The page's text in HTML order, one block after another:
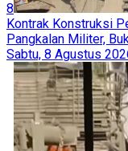
8
Kontrak Konstruksi
Pangkalan Militer,
Sabtu, 8 Agustus